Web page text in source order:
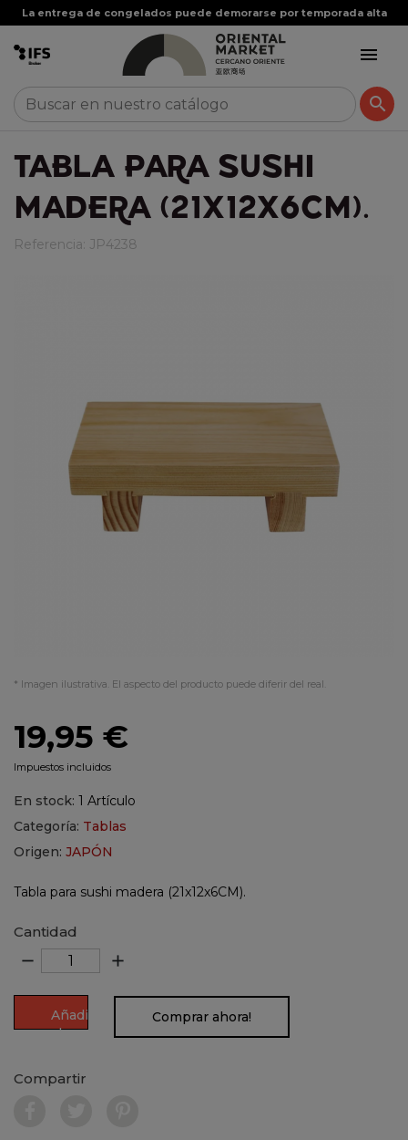
La entrega de congelados puede demorarse por temporada alta


TABLA PARA SUSHI
MADERA (21X12X6CM).
Referencia: JP4238
* Imagen ilustrativa. El aspecto del producto puede diferir del real.
19,95 €
Impuestos incluidos
En stock: 1 Artículo
Categoría: Tablas
Origen: JAPÓN
Tabla para sushi madera (21x12x6CM).
Cantidad
remove add
Añadir
al
Comprar ahora!
Compartir